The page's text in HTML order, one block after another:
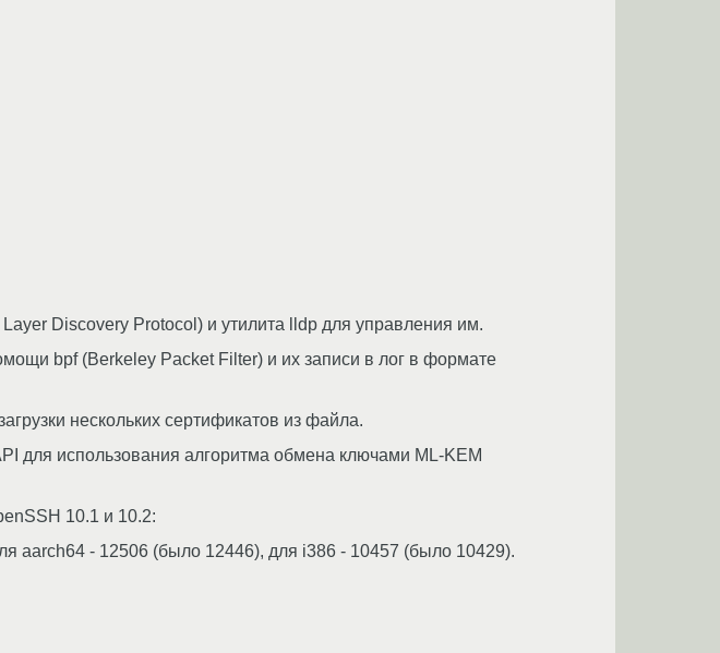
Discovery Protocol) и утилита lldp для управления им.
bpf (Berkeley Packet Filter) и их записи в лог в формате
нескольких сертификатов из файла.
для использования алгоритма обмена ключами ML-KEM
10.1 и 10.2:
aarch64 - 12506 (было 12446), для i386 - 10457 (было 10429).